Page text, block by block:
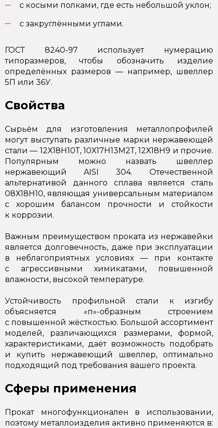
с косыми полками, где есть небольшой уклон;
с закруглёнными углами.
ГОСТ 8240-97 использует нумерацию
типоразмеров, чтобы обозначить изделие
определённых размеров — например, швеллер
5П или 36У.
Свойства
Сырьём для изготовления металлопрофилей
могут выступать различные марки нержавеющей
стали — 12Х18Н10Т, 10Х17Н13М2Т, 12Х18Н9 и прочие.
Популярным можно назвать швеллер
нержавеющий AISI 304. Отечественной
альтернативой данного сплава является сталь
08Х18Н10, являющая универсальным материалом
с хорошим балансом прочности и стойкости
к коррозии.
Важным преимуществом проката из нержавейки
является долговечность, даже при эксплуатации
в неблагоприятных условиях — при контакте
с агрессивными химикатами, повышенной
влажности, высокой температуре.
Устойчивость профильной стали к изгибу
объясняется «п»-образным строением
с повышенной жёсткостью. Большой ассортимент
моделей, различающихся размерами, формой,
характеристиками, даёт возможность подобрать
и купить нержавеющий швеллер, оптимально
подходящий под требования вашего проекта.
Сферы применения
Прокат многофункционален в использовании,
поэтому металлоизделия активно применяются в: